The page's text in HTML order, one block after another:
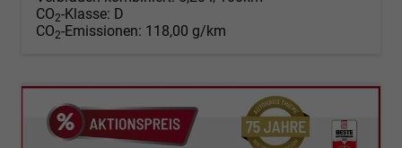
CO2-Klasse: D
CO2-Emissionen: 118,00 g/km